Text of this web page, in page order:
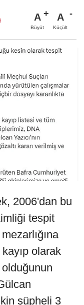
A
Büyüt
A
Küçült
2006'dan bu
tespit
olarak
olduğunun
şüpheli 3